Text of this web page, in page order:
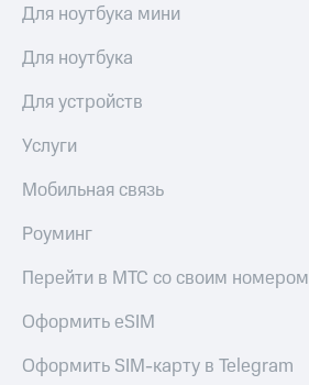
Для ноутбука мини
Для ноутбука
Для устройств
Услуги
Мобильная связь
Роуминг
Перейти в МТС со своим номером
Оформить eSIM
Оформить SIM-карту в Telegram